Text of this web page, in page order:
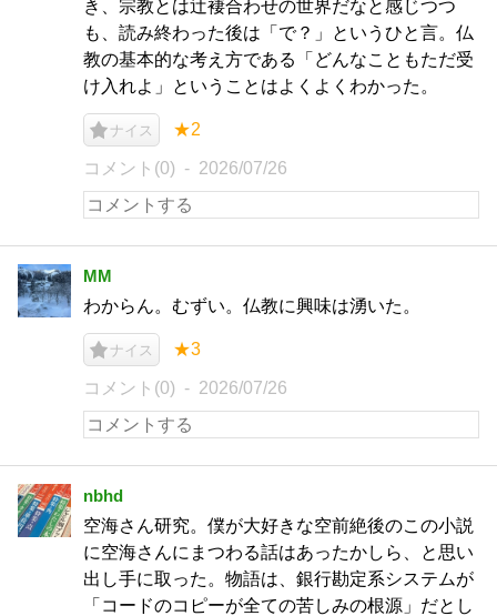
き、宗教とは辻褄合わせの世界だなと感じつつ
も、読み終わった後は「で？」というひと言。仏
教の基本的な考え方である「どんなこともただ受
け入れよ」ということはよくよくわかった。
ナイス ★2
コメント(0) 2026/07/26
MM
わからん。むずい。仏教に興味は湧いた。
ナイス ★3
コメント(0) 2026/07/26
nbhd
空海さん研究。僕が大好きな空前絶後のこの小説
に空海さんにまつわる話はあったかしら、と思い
出し手に取った。物語は、銀行勘定系システムが
「コードのコピーが全ての苦しみの根源」だとし